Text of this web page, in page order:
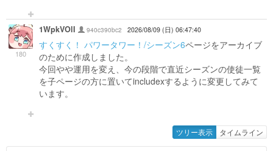
180
1WpkVOlI 940c390bc2 2026/08/09 (日) 06:47:40
すくすく！ パワータワー！/シーズン6ページをアーカイブ
のために作成しました。
今回やや運用を変え、今の段階で直近シーズンの使徒一覧
を子ページの方に置いてincludexするように変更してみて
います。
ツリー表示 タイムライン